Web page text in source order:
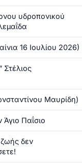
υδροπονικού
16 Ιουλίου 2026)
Στέλιος
Μαυρίδη)
Παΐσιο
δεν